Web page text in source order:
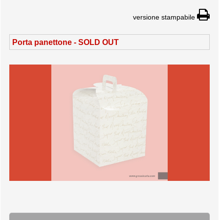
versione stampabile
Porta panettone - SOLD OUT